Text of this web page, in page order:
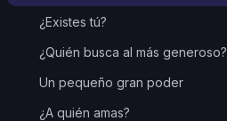
¿Existes tú?
¿Quién busca al más generoso?
Un pequeño gran poder
¿A quién amas?